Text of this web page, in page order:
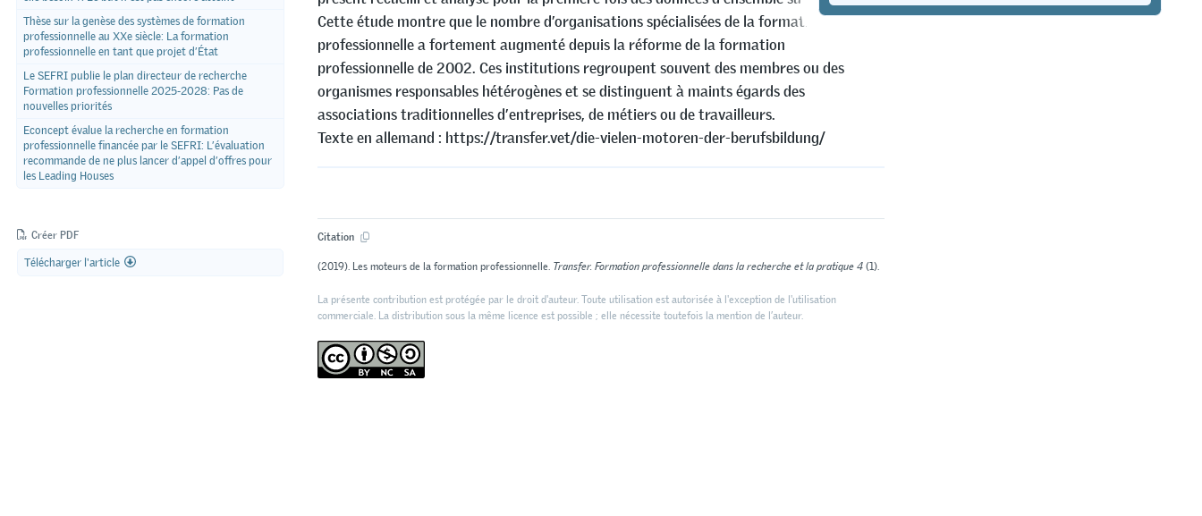
Thèse sur la genèse des systèmes de formation
professionnelle au XXe siècle: La formation
professionnelle en tant que projet d’État
Le SEFRI publie le plan directeur de recherche
Formation professionnelle 2025-2028: Pas de
nouvelles priorités
Econcept évalue la recherche en formation
professionnelle financée par le SEFRI: L’évaluation
recommande de ne plus lancer d’appel d’offres pour
les Leading Houses
Créer PDF
Télécharger l'article
Cette étude montre que le nombre d’organisations spécialisées de la formation
professionnelle a fortement augmenté depuis la réforme de la formation
professionnelle de 2002. Ces institutions regroupent souvent des membres ou des
organismes responsables hétérogènes et se distinguent à maints égards des
associations traditionnelles d’entreprises, de métiers ou de travailleurs.
Texte en allemand : https://transfer.vet/die-vielen-motoren-der-berufsbildung/
Citation
(2019). Les moteurs de la formation professionnelle. Transfer. Formation professionnelle dans la recherche et la pratique 4(1).
La présente contribution est protégée par le droit d'auteur. Toute utilisation est autorisée à l'exception de l'utilisation
commerciale. La distribution sous la même licence est possible ; elle nécessite toutefois la mention de l’auteur.